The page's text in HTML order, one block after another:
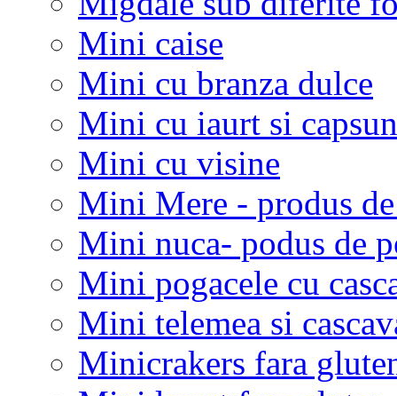
Mini caise
Mini cu branza dulce
Mini cu iaurt si
Mini cu visine
Mini Mere - produs
Mini nuca- podus de
Mini pogacele cu
Mini telemea si
Minicrakers fara